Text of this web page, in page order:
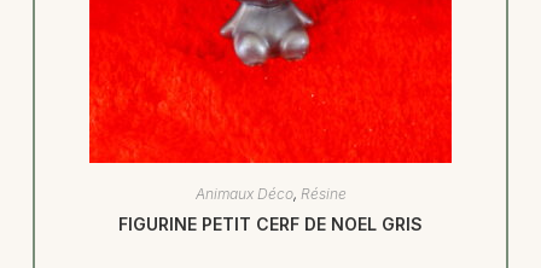
Animaux Déco, Résine
FIGURINE PETIT CERF DE NOEL GRIS